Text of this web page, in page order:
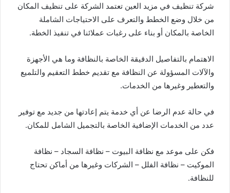
شركة تنظيف في مزيد العين تعتمد الشركة على تنظيف المكان
من خلال وضع الخطط والتعرف على الاحتياجات الشاملة
الخاصة بالمكان أو بناء على رغبات عملائنا في تنفيذ الخطة.
الاهتمام بالتفاصيل الدقيقة الخاصة بالنظافة وما هي الأجهزة
والآلات المسؤولة عن النظافة مع تقديم خطط التعقيم والتلميع
والتعطير وغيرها من الخدمات.
في حالة عدم الرضا عن أي خدمة يتم إعادتها من جديد مع توفير
عدد من الخدمات الإضافية الخاصة بالتجميل الشامل للمكان.
فكن على موعد مع نظافة البيوت – نظافة السجاد – نظافة
الموكيت – نظافة الفلل – الشركات وغيرها من أماكن تحتاج
للنظافة.